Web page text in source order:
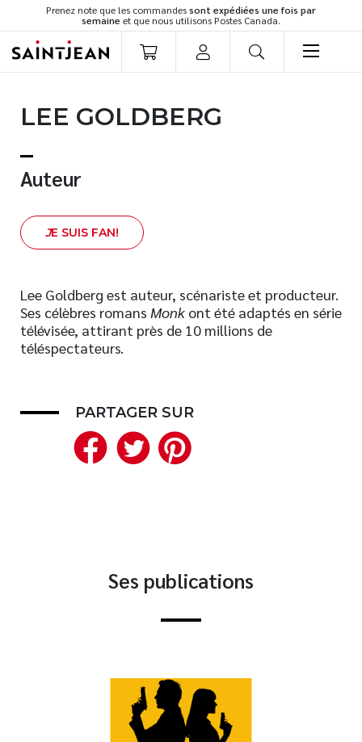
Prenez note que les commandessont expédiées une fois par
semaine et que nous utilisons Postes Canada.
Romans
Développement personnel
Spiritualité
Famille
Témoignages
Vie pratique
Finances
Numérique
Livres audio
Meilleurs vendeurs
LEE GOLDBERG
Auteur
JE SUIS FAN!
Lee Goldberg est auteur, scénariste et producteur.
Ses célèbres romans Monk ont été adaptés en série
télévisée, attirant près de 10 millions de
téléspectateurs.
PARTAGER SUR
Facebook
Twitter
Ses publications